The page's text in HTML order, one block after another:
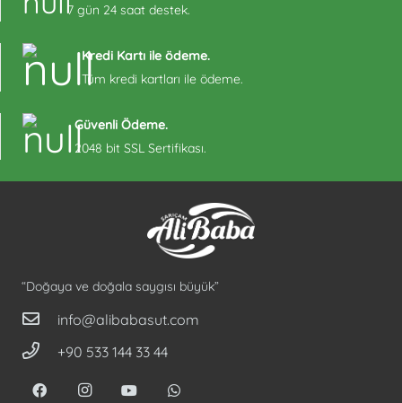
7 gün 24 saat destek.
Kredi Kartı ile ödeme.
Tüm kredi kartları ile ödeme.
Güvenli Ödeme.
2048 bit SSL Sertifikası.
“Doğaya ve doğala saygısı büyük”
info@alibabasut.com
+90 533 144 33 44